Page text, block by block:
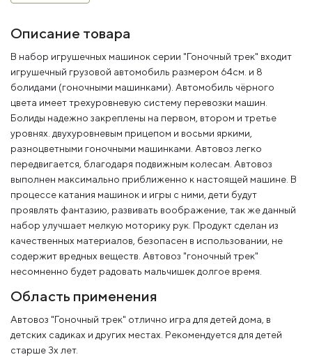
Описание товара
В набор игрушечных машинок серии "Гоночный трек" входит
игрушечный грузовой автомобиль размером 64см. и 8
болидами (гоночными машинками). Автомобиль чёрного
цвета имеет трехуровневую систему перевозки машин.
Болиды надежно закреплены на первом, втором и третье
уровнях. двухуровневым прицепом и восьми яркими,
разноцветными гоночными машинками. Автовоз легко
передвигается, благодаря подвижным колесам. Автовоз
выполнен максимально приближенно к настоящей машине. В
процессе катания машинок и игры с ними, дети будут
проявлять фантазию, развивать воображение, так же данный
набор улучшает мелкую моторику рук. Продукт сделан из
качественных материалов, безопасен в использовании, не
содержит вредных веществ. Автовоз "гоночный трек"
несомненно будет радовать мальчишек долгое время.
Область применения
Автовоз "Гоночный трек" отлично игра для детей дома, в
детских садиках и других местах. Рекомендуется для детей
старше 3х лет.